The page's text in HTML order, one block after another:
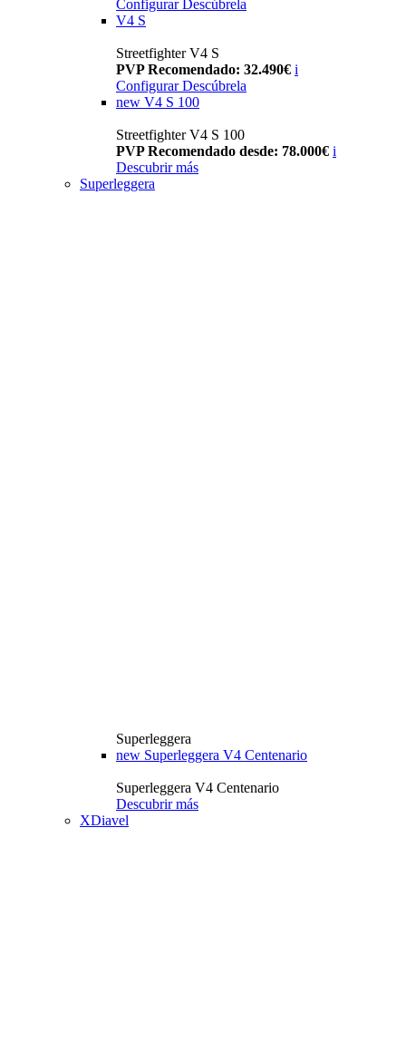
Configurar Descúbrela
V4 S
Streetfighter V4 S
PVP Recomendado: 32.490€ i
Configurar Descúbrela
new V4 S 100
Streetfighter V4 S 100
PVP Recomendado desde: 78.000€ i
Descubrir más
Superleggera
Superleggera
new Superleggera V4 Centenario
Superleggera V4 Centenario
Descubrir más
XDiavel